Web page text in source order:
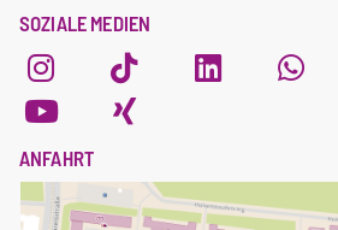
SOZIALE MEDIEN
ANFAHRT